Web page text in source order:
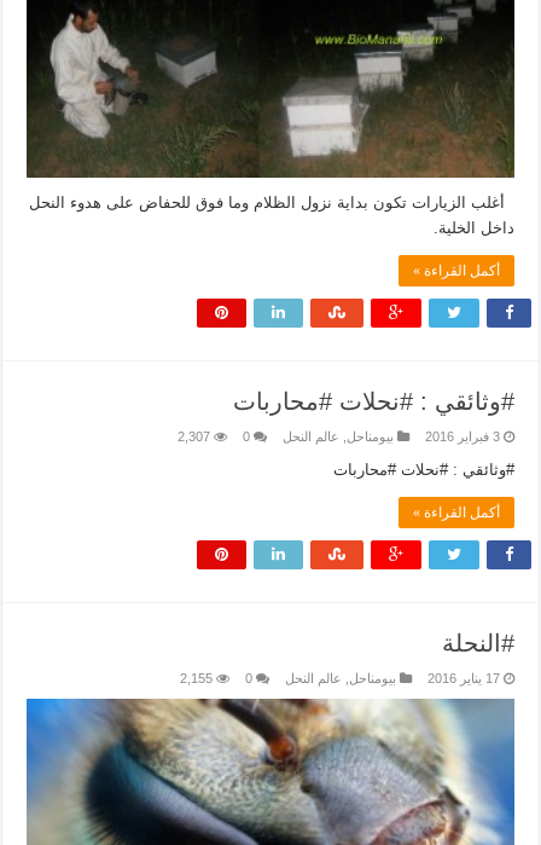
أغلب الزيارات تكون بداية نزول الظلام وما فوق للحفاض على هدوء النحل
داخل الخلية.
أكمل القراءة »
#وثائقي : #نحلات #محاربات
3 فبراير 2016 بيومناحل عالم النحل 0
2,307
#وثائقي : #نحلات #محاربات
أكمل القراءة »
#النحلة
17 يناير 2016 بيومناحل عالم النحل 0
2,155